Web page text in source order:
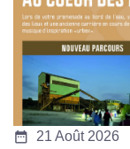
date_range
21 Août 2026